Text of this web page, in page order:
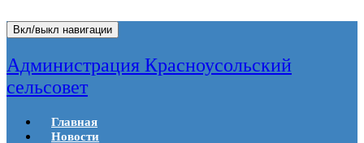
Вкл/выкл навигации
Администрация Красноусольский
сельсовет
Главная
Новости